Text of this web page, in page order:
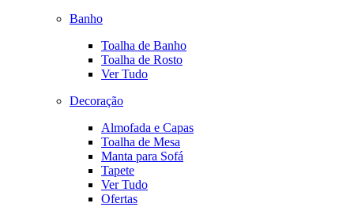
Banho
Toalha de Banho
Toalha de Rosto
Ver Tudo
Decoração
Almofada e Capas
Toalha de Mesa
Manta para Sofá
Tapete
Ver Tudo
Ofertas